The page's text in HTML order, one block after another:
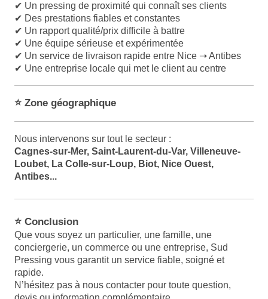
✔ Un pressing de proximité qui connaît ses clients
✔ Des prestations fiables et constantes
✔ Un rapport qualité/prix difficile à battre
✔ Une équipe sérieuse et expérimentée
✔ Un service de livraison rapide entre Nice ➝ Antibes
✔ Une entreprise locale qui met le client au centre
⭐ Zone géographique
Nous intervenons sur tout le secteur :
Cagnes-sur-Mer, Saint-Laurent-du-Var, Villeneuve-
Loubet, La Colle-sur-Loup, Biot, Nice Ouest,
Antibes...
⭐ Conclusion
Que vous soyez un particulier, une famille, une
conciergerie, un commerce ou une entreprise, Sud
Pressing vous garantit un service fiable, soigné et
rapide.
N’hésitez pas à nous contacter pour toute question,